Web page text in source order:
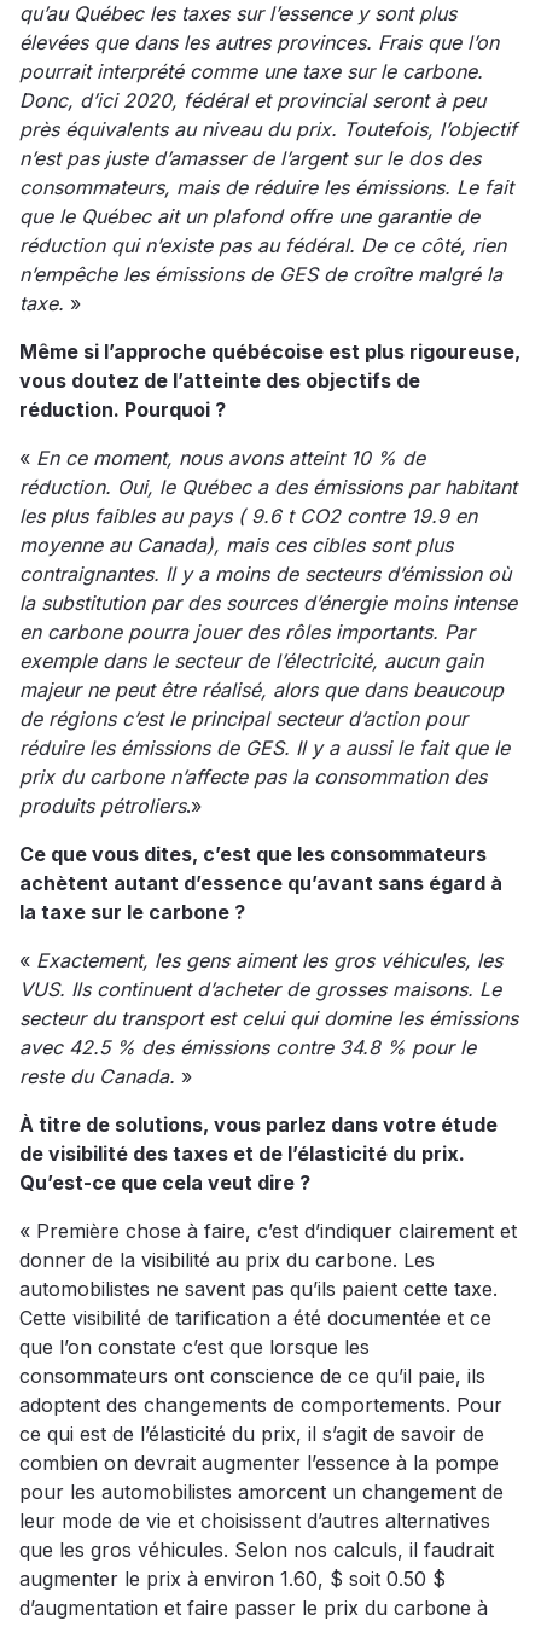
qu’au Québec les taxes sur l’essence y sont plus
élevées que dans les autres provinces. Frais que l’on
pourrait interprété comme une taxe sur le carbone.
Donc, d’ici 2020, fédéral et provincial seront à peu
près équivalents au niveau du prix. Toutefois, l’objectif
n’est pas juste d’amasser de l’argent sur le dos des
consommateurs, mais de réduire les émissions. Le fait
que le Québec ait un plafond offre une garantie de
réduction qui n’existe pas au fédéral. De ce côté, rien
n’empêche les émissions de GES de croître malgré la
taxe. »
Même si l’approche québécoise est plus rigoureuse,
vous doutez de l’atteinte des objectifs de
réduction. Pourquoi ?
« En ce moment, nous avons atteint 10 % de
réduction. Oui, le Québec a des émissions par habitant
les plus faibles au pays ( 9.6 t CO2 contre 19.9 en
moyenne au Canada), mais ces cibles sont plus
contraignantes. Il y a moins de secteurs d’émission où
la substitution par des sources d’énergie moins intense
en carbone pourra jouer des rôles importants. Par
exemple dans le secteur de l’électricité, aucun gain
majeur ne peut être réalisé, alors que dans beaucoup
de régions c’est le principal secteur d’action pour
réduire les émissions de GES. Il y a aussi le fait que le
prix du carbone n’affecte pas la consommation des
produits pétroliers.»
Ce que vous dites, c’est que les consommateurs
achètent autant d’essence qu’avant sans égard à
la taxe sur le carbone ?
« Exactement, les gens aiment les gros véhicules, les
VUS. Ils continuent d’acheter de grosses maisons. Le
secteur du transport est celui qui domine les émissions
avec 42.5 % des émissions contre 34.8 % pour le
reste du Canada. »
À titre de solutions, vous parlez dans votre étude
de visibilité des taxes et de l’élasticité du prix.
Qu’est-ce que cela veut dire ?
« Première chose à faire, c’est d’indiquer clairement et
donner de la visibilité au prix du carbone. Les
automobilistes ne savent pas qu’ils paient cette taxe.
Cette visibilité de tarification a été documentée et ce
que l’on constate c’est que lorsque les
consommateurs ont conscience de ce qu’il paie, ils
adoptent des changements de comportements. Pour
ce qui est de l’élasticité du prix, il s’agit de savoir de
combien on devrait augmenter l’essence à la pompe
pour les automobilistes amorcent un changement de
leur mode de vie et choisissent d’autres alternatives
que les gros véhicules. Selon nos calculs, il faudrait
augmenter le prix à environ 1.60, $ soit 0.50 $
d’augmentation et faire passer le prix du carbone à